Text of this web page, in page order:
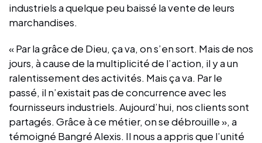
industriels a quelque peu baissé la vente de leurs
marchandises.
« Par la grâce de Dieu, ça va, on s’en sort. Mais de nos
jours, à cause de la multiplicité de l’action, il y a un
ralentissement des activités. Mais ça va. Par le
passé, il n’existait pas de concurrence avec les
fournisseurs industriels. Aujourd’hui, nos clients sont
partagés. Grâce à ce métier, on se débrouille », a
témoigné Bangré Alexis. Il nous a appris que l’unité